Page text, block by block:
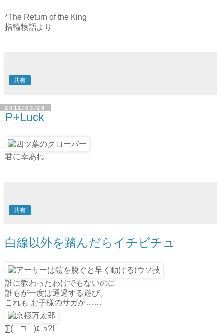
*The Return of the King
指輪物語より
共有
2011/03/28
P+Luck
君に幸あれ
共有
白線以外を踏んだらイチピチュ
誰に教わったわけでもないのに
誰もが一度は通過する遊び。
これも お子様のサガか……
∑(￣□￣)ｴｰｯ?!